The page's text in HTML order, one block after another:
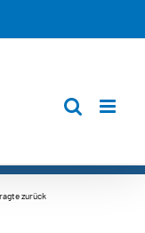
zurück